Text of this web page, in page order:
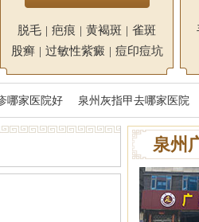
脱毛 | 疤痕 | 黄褐斑 | 雀斑
股癣 | 过敏性紫癜 | 痘印痘坑
哪家医院好 泉州灰指甲去哪家医院
泉州